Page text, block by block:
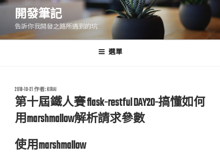
跳
要
開發筆記
告訴你我開發之路所遇到的坑
選單
發
佈
於
2018-10-21作者:KIRAI
第十屆鐵人賽 flask-restful DAY20-搞懂如何
用marshmallow解析請求參數
使用marshmallow